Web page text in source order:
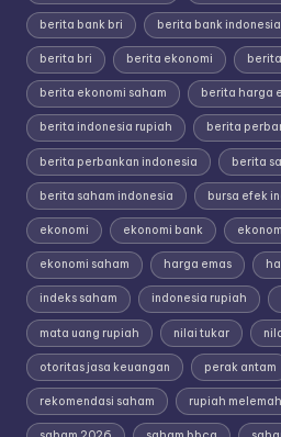
berita bank bri berita bank indonesia
berita bri berita ekonomi
berita ekonomi saham berita harga
berita indonesia rupiah berita
berita perbankan indonesia berita
berita saham indonesia bursa efek
ekonomi ekonomi bank
ekonomi saham harga emas
indeks saham indonesia rupiah
mata uang rupiah nilai tukar
otoritas jasa keuangan perak antam
rekomendasi saham rupiah melemah